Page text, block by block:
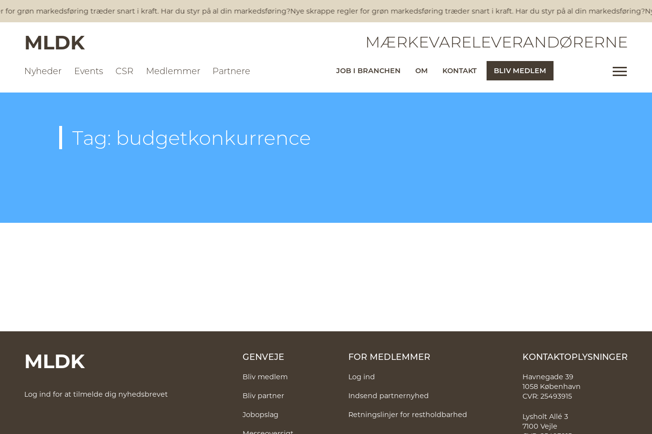
for grøn markedsføring træder snart i kraft. Har du styr på al din markedsføring?Nye skrappe regler for grøn markedsføring træder snart i kraft. Har du styr på al din markedsføring?
MLDK MÆRKEVARELEVERANDØRERNE
Nyheder Events CSR Medlemmer Partnere JOB I BRANCHEN OM KONTAKT BLIV MEDLEM
Tag: budgetkonkurrence
MLDK
Log ind for at tilmelde dig nyhedsbrevet
GENVEJE
Bliv medlem
Bliv partner
Jobopslag
FOR MEDLEMMER
Log ind
Indsend partnernyhed
Retningslinjer for restholdbarhed
KONTAKTOPLYSNINGER
Havnegade 39
1058 København
CVR: 25493915
Lysholt Allé 3
7100 Vejle